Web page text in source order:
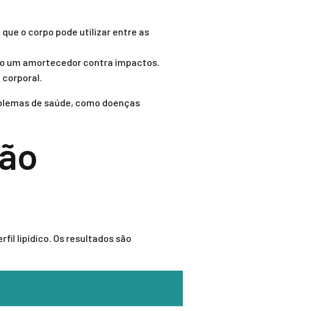
o corpo pode utilizar entre as
um amortecedor contra impactos.
de saúde, como doenças
lipídico. Os resultados são